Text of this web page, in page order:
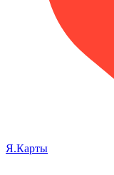
Я.Карты